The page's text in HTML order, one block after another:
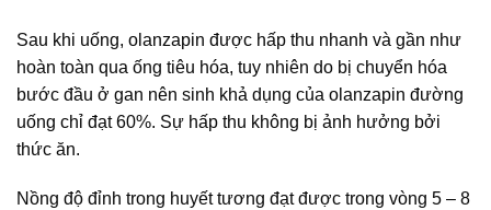
Sau khi uống, olanzapin được hấp thu nhanh và gần như
hoàn toàn qua ống tiêu hóa, tuy nhiên do bị chuyển hóa
bước đầu ở gan nên sinh khả dụng của olanzapin đường
uống chỉ đạt 60%. Sự hấp thu không bị ảnh hưởng bởi
thức ăn.
Nồng độ đỉnh trong huyết tương đạt được trong vòng 5 – 8